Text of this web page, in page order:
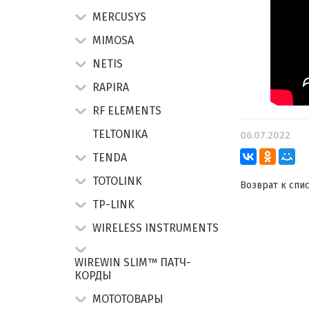
06.07.2022
Возврат к
MERCUSYS
MIMOSA
NETIS
RAPIRA
RF ELEMENTS
TELTONIKA
TENDA
TOTOLINK
TP-LINK
WIRELESS INSTRUMENTS
WIREWIN SLIM™ ПАТЧ-
КОРДЫ
МОТОТОВАРЫ